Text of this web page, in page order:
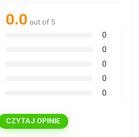
0.0 out of 5
0
0
0
0
0
CZYTAJ OPINIE